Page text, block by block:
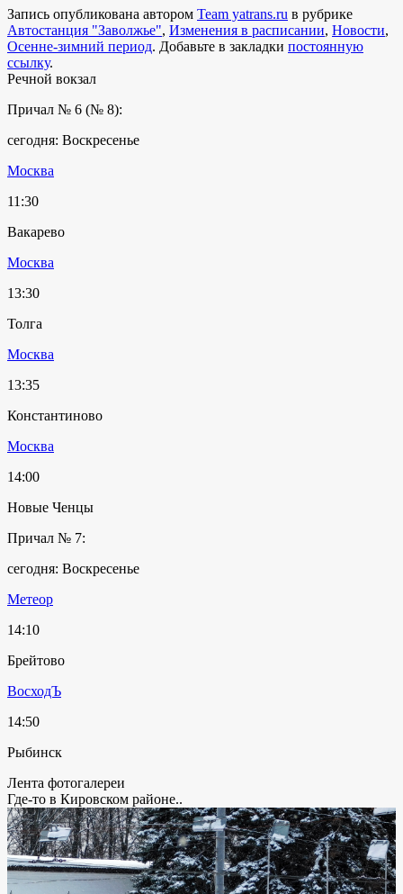
Запись опубликована автором Team yatrans.ru в рубрике
Автостанция "Заволжье", Изменения в расписании, Новости,
Осенне-зимний период. Добавьте в закладки постоянную
ссылку.
Речной вокзал
Причал № 6 (№ 8):
сегодня: Воскресенье
Москва
11:30
Вакарево
Москва
13:30
Толга
Москва
13:35
Константиново
Москва
14:00
Новые Ченцы
Причал № 7:
сегодня: Воскресенье
Метеор
14:10
Брейтово
ВосходЪ
14:50
Рыбинск
Лента фотогалереи
Где-то в Кировском районе..